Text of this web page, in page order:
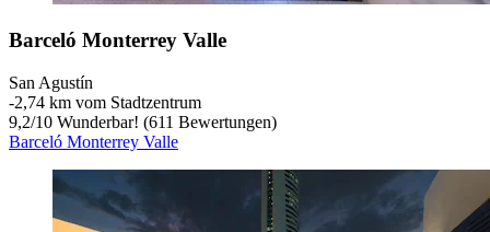
Barceló Monterrey Valle
San Agustín
‐2,74 km vom Stadtzentrum
9,2/10 Wunderbar! (611 Bewertungen)
Barceló Monterrey Valle